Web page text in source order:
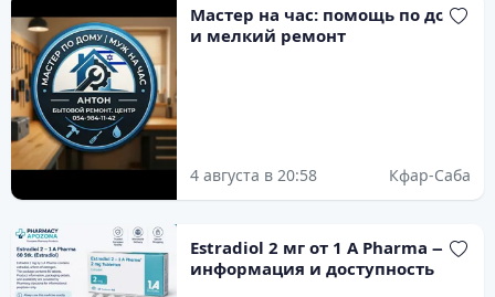
Мастер на час: помощь по дому
и мелкий ремонт
4 августа в 20:58 Кфар-Саба
Estradiol 2 мг от 1 A Pharma —
информация и доступность